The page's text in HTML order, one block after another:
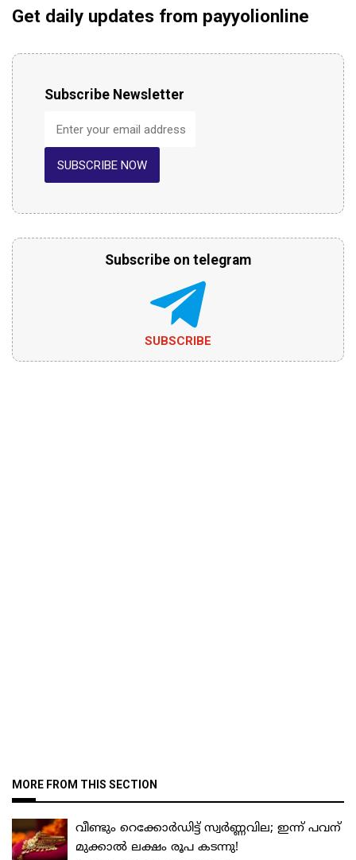
Get daily updates from payyolionline
Subscribe Newsletter
SUBSCRIBE NOW
Subscribe on telegram
SUBSCRIBE
MORE FROM THIS SECTION
വീണ്ടും റെക്കോർഡിട്ട് സ്വർണ്ണവില; ഇന്ന് പവന്
മുക്കാൽ ലക്ഷം രൂപ കടന്നു!